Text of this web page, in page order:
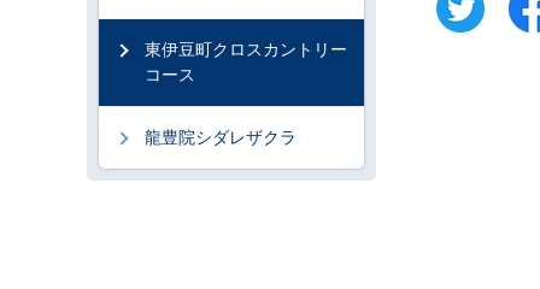
東伊豆町クロスカントリー
コース
龍豊院シダレザクラ